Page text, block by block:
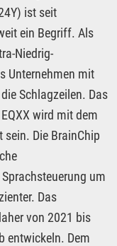
ist seit
ein Begriff. Als
Niedrig-
Unternehmen mit
Schlagzeilen. Das
wird mit dem
sein. Die BrainChip
um
Das
von 2021 bis
entwickeln. Dem